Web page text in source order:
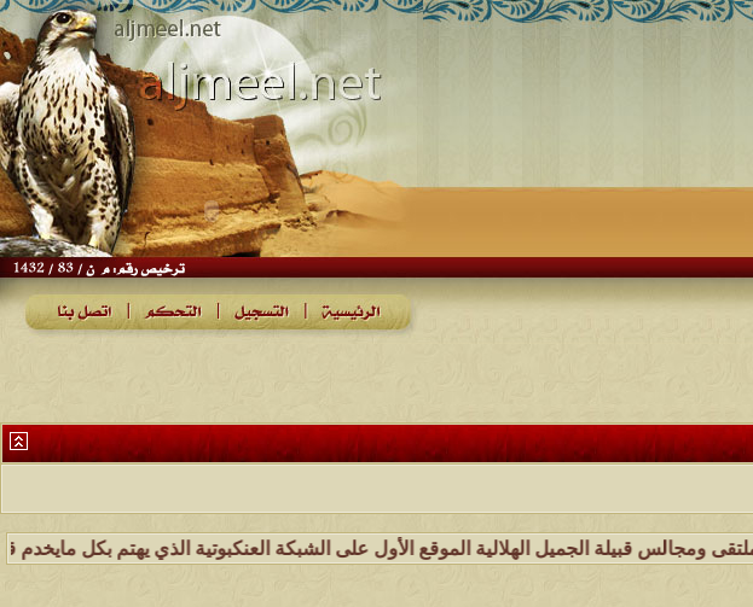
الجميل الهلالية الموقع الأول على الشبكة العنكبوتية الذي يهتم بكل مايخدم قبيلة